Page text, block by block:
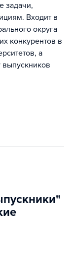
задачи,
Входит в
округа
конкурентов в
а
выпускников